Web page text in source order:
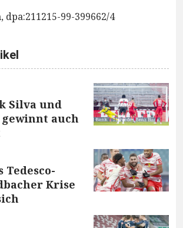
99-399662/4
Silva und
gewinnt auch
Tedesco-
Krise